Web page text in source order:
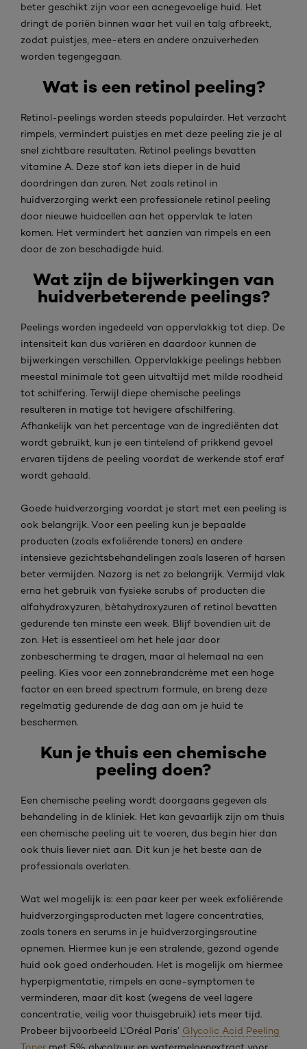
beter geschikt zijn voor een acnegevoelige huid. Het
dringt de poriën binnen waar het vuil en talg afbreekt,
zodat puistjes, mee-eters en andere onzuiverheden
worden tegengegaan.
Wat is een retinol peeling?
Retinol-peelings worden steeds populairder. Het verzacht
rimpels, vermindert puistjes en met deze peeling zie je al
snel zichtbare resultaten. Retinol peelings bevatten
vitamine A. Deze stof kan iets dieper in de huid
doordringen dan zuren. Net zoals retinol in
huidverzorging werkt een professionele retinol peeling
door nieuwe huidcellen aan het oppervlak te laten
komen. Het vermindert het aanzien van rimpels en een
door de zon beschadigde huid.
Wat zijn de bijwerkingen van
huidverbeterende peelings?
Peelings worden ingedeeld van oppervlakkig tot diep. De
intensiteit kan dus variëren en daardoor kunnen de
bijwerkingen verschillen. Oppervlakkige peelings hebben
meestal minimale tot geen uitvaltijd met milde roodheid
tot schilfering. Terwijl diepe chemische peelings
resulteren in matige tot hevigere afschilfering.
Afhankelijk van het percentage van de ingrediënten dat
wordt gebruikt, kun je een tintelend of prikkend gevoel
ervaren tijdens de peeling voordat de werkende stof eraf
wordt gehaald.
Goede huidverzorging voordat je start met een peeling is
ook belangrijk. Voor een peeling kun je bepaalde
producten (zoals exfoliërende toners) en andere
intensieve gezichtsbehandelingen zoals laseren of harsen
beter vermijden. Nazorg is net zo belangrijk. Vermijd vlak
erna het gebruik van fysieke scrubs of producten die
alfahydroxyzuren, bètahydroxyzuren of retinol bevatten
gedurende ten minste een week. Blijf bovendien uit de
zon. Het is essentieel om het hele jaar door
zonbescherming te dragen, maar al helemaal na een
peeling. Kies voor een zonnebrandcrème met een hoge
factor en een breed spectrum formule, en breng deze
regelmatig gedurende de dag aan om je huid te
beschermen.
Kun je thuis een chemische
peeling doen?
Een chemische peeling wordt doorgaans gegeven als
behandeling in de kliniek. Het kan gevaarlijk zijn om thuis
een chemische peeling uit te voeren, dus begin hier dan
ook thuis liever niet aan. Dit kun je het beste aan de
professionals overlaten.
Wat wel mogelijk is: een paar keer per week exfoliërende
huidverzorgingsproducten met lagere concentraties,
zoals toners en serums in je huidverzorgingsroutine
opnemen. Hiermee kun je een stralende, gezond ogende
huid ook goed onderhouden. Het is mogelijk om hiermee
hyperpigmentatie, rimpels en acne-symptomen te
verminderen, maar dit kost (wegens de veel lagere
concentratie, veilig voor thuisgebruik) iets meer tijd.
Probeer bijvoorbeeld L’Oréal Paris’ Glycolic Acid Peeling
Toner met 5% glycolzuur en watermeloenextract voor